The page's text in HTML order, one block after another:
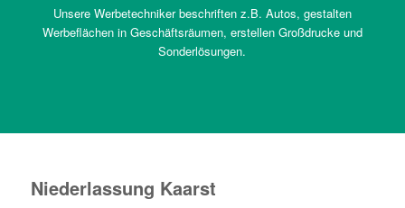
Unsere Werbetechniker beschriften z.B. Autos, gestalten
Werbeflächen in Geschäftsräumen, erstellen Großdrucke und
Sonderlösungen.
Niederlassung Kaarst